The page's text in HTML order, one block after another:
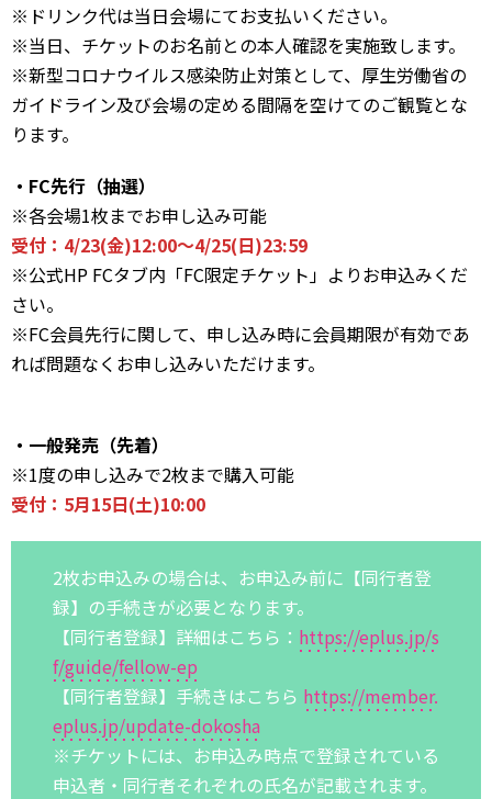
※ドリンク代は当日会場にてお支払いください。
※当日、チケットのお名前との本人確認を実施致します。
※新型コロナウイルス感染防止対策として、厚生労働省の
ガイドライン及び会場の定める間隔を空けてのご観覧とな
ります。
・FC先行（抽選）
※各会場1枚までお申し込み可能
受付：4/23(金)12:00〜4/25(日)23:59
※公式HP FCタブ内「FC限定チケット」よりお申込みくだ
さい。
※FC会員先行に関して、申し込み時に会員期限が有効であ
れば問題なくお申し込みいただけます。
・一般発売（先着）
※1度の申し込みで2枚まで購入可能
受付：5月15日(土)10:00
2枚お申込みの場合は、お申込み前に【同行者登
録】の手続きが必要となります。
【同行者登録】詳細はこちら： https://eplus.jp/s
f/guide/fellow-ep
【同行者登録】手続きはこちら https://member.
eplus.jp/update-dokosha
※チケットには、お申込み時点で登録されている
申込者・同行者それぞれの氏名が記載されます。